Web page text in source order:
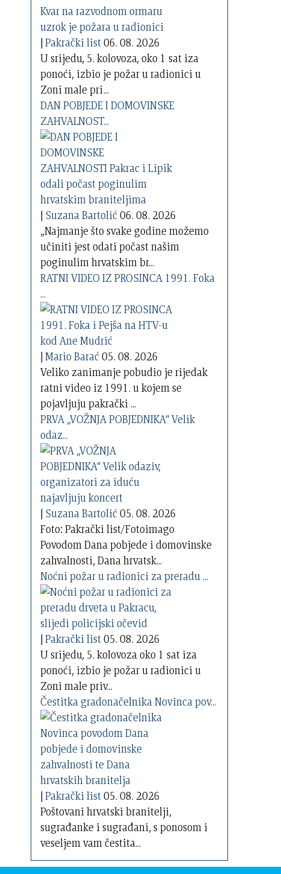
|Pakrački list06. 08. 2026
U srijedu, 5. kolovoza, oko 1 sat iza
ponoći, izbio je požar u radionici u
Zoni male pri...
DAN POBJEDE I DOMOVINSKE
ZAHVALNOST...
| Suzana Bartolić 06. 08. 2026
„Najmanje što svake godine možemo
učiniti jest odati počast našim
poginulim hrvatskim br...
RATNI VIDEO IZ PROSINCA 1991. Foka
...
|Mario Barać 05. 08. 2026
Veliko zanimanje pobudio je rijedak
ratni video iz 1991. u kojem se
pojavljuju pakrački ...
PRVA „VOŽNJA POBJEDNIKA“ Velik
odaz...
| Suzana Bartolić 05. 08. 2026
Foto: Pakrački list/Fotoimago
Povodom Dana pobjede i domovinske
zahvalnosti, Dana hrvatsk...
Noćni požar u radionici za preradu ...
|Pakrački list05. 08. 2026
U srijedu, 5. kolovoza oko 1 sat iza
ponoći, izbio je požar u radionici u
Zoni male priv...
Čestitka gradonačelnika Novinca pov...
|Pakrački list05. 08. 2026
Poštovani hrvatski branitelji,
sugrađanke i sugrađani, s ponosom i
veseljem vam čestita...